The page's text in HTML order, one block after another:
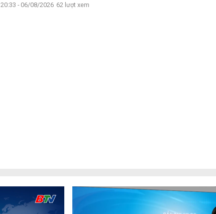
20:33 - 06/08/2026 62 lượt xem